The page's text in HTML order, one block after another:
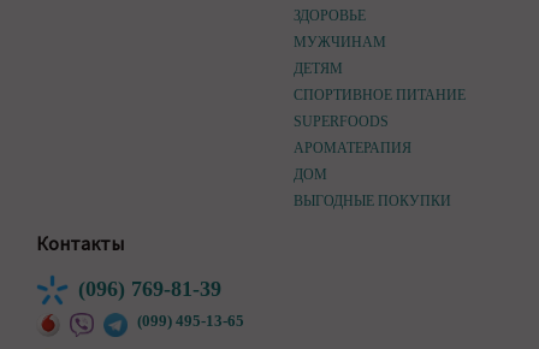
ЗДОРОВЬЕ
МУЖЧИНАМ
ДЕТЯМ
СПОРТИВНОЕ ПИТАНИЕ
SUPERFOODS
АРОМАТЕРАПИЯ
ДОМ
ВЫГОДНЫЕ ПОКУПКИ
Контакты
(096) 769-81-39
(099) 495-13-65